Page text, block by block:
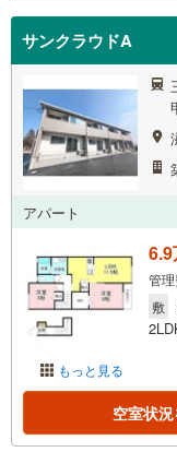
サンクラウドA
アパート
もっと見る
6.9
管
敷
空室状